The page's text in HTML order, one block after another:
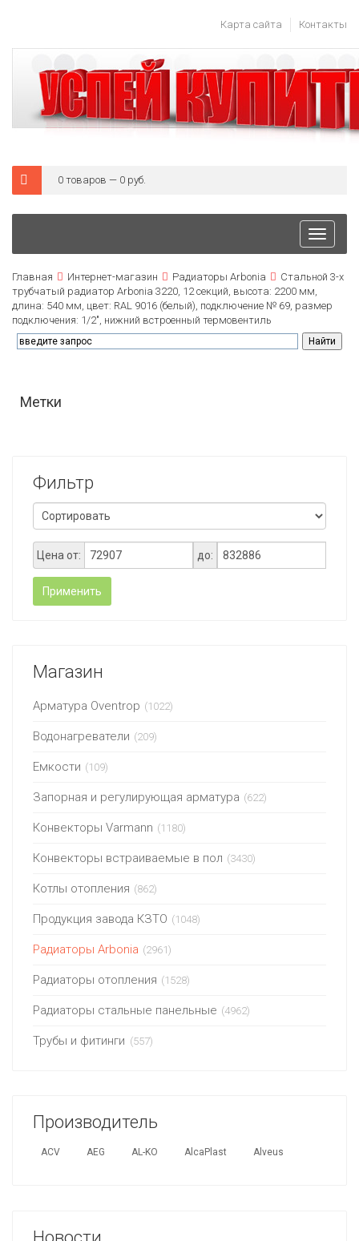
Карта сайта Контакты
0 товаров — 0 руб.
Toggle
Главная Интернет-магазин Радиаторы Arbonia
Стальной 3-х
трубчатый радиатор Arbonia 3220, 12 секций, высота: 2200 мм,
длина: 540 мм, цвет: RAL 9016 (белый), подключение № 69, размер
подключения: 1/2", нижний встроенный термовентиль
Метки
Фильтр
Цена от: до:
Применить
Магазин
Арматура Oventrop (1022)
Водонагреватели (209)
Емкости (109)
Запорная и регулирующая арматура (622)
Конвекторы Varmann (1180)
Конвекторы встраиваемые в пол (3430)
Котлы отопления (862)
Продукция завода КЗТО (1048)
Радиаторы Arbonia (2961)
Радиаторы отопления (1528)
Радиаторы стальные панельные (4962)
Трубы и фитинги (557)
Производитель
ACV AEG AL-KO AlcaPlast Alveus